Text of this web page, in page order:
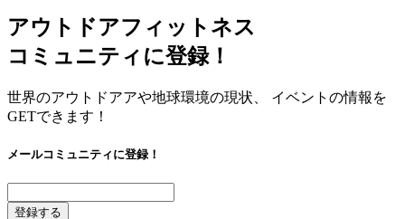
アウトドアフィットネス
コミュニティに登録！
世界のアウトドアアや地球環境の現状、 イベントの情報を
GETできます！
メールコミュニティに登録！